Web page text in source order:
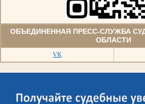
ОБЪЕДИНЕННАЯ ПРЕСС-СЛУЖБА
ОБЛАСТИ
VK